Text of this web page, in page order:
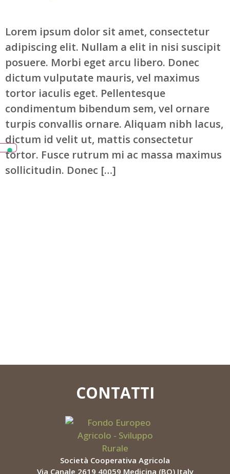
Lorem ipsum dolor sit amet, consectetur
adipiscing elit. Nullam a elit in nisi suscipit
posuere. Morbi eget arcu libero. Donec
dictum vulputate mauris, vel maximus
tortor iaculis eget. Pellentesque
condimentum bibendum sem, vel ornare
turpis convallis ornare. Aliquam nibh lacus,
dictum id velit ut, mattis consectetur
tortor. Fusce rutrum mi ac massa maximus
sollicitudin. Donec […]
CONTATTI
Società Cooperativa Agricola
Via Canale 2619 40059 Medicina (BO) Italy